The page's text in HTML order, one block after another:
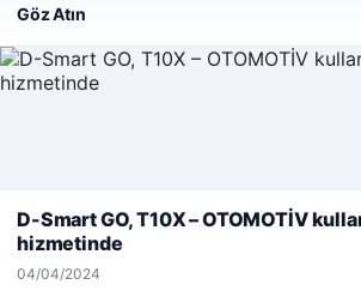
Web sitemizi nasıl kullandığınızı daha iyi
kullanıyoruz.Çerez Politikamız
Göz Atın
D-Smart GO, T10X – OTOMOTİV
hizmetinde
04/04/2024